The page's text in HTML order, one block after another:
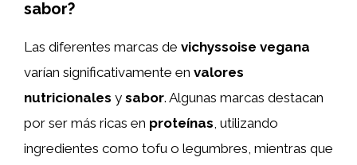
sabor?
Las diferentes marcas de vichyssoise vegana
varían significativamente en valores
nutricionales y sabor. Algunas marcas destacan
por ser más ricas en proteínas, utilizando
ingredientes como tofu o legumbres, mientras que